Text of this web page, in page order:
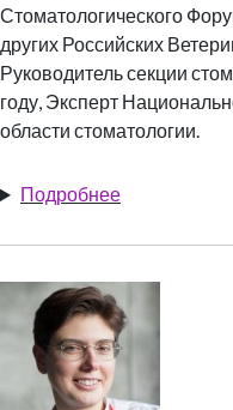
Стоматологического
других Российских
Руководитель секции
году, Эксперт
области стоматологии.
Подробнее